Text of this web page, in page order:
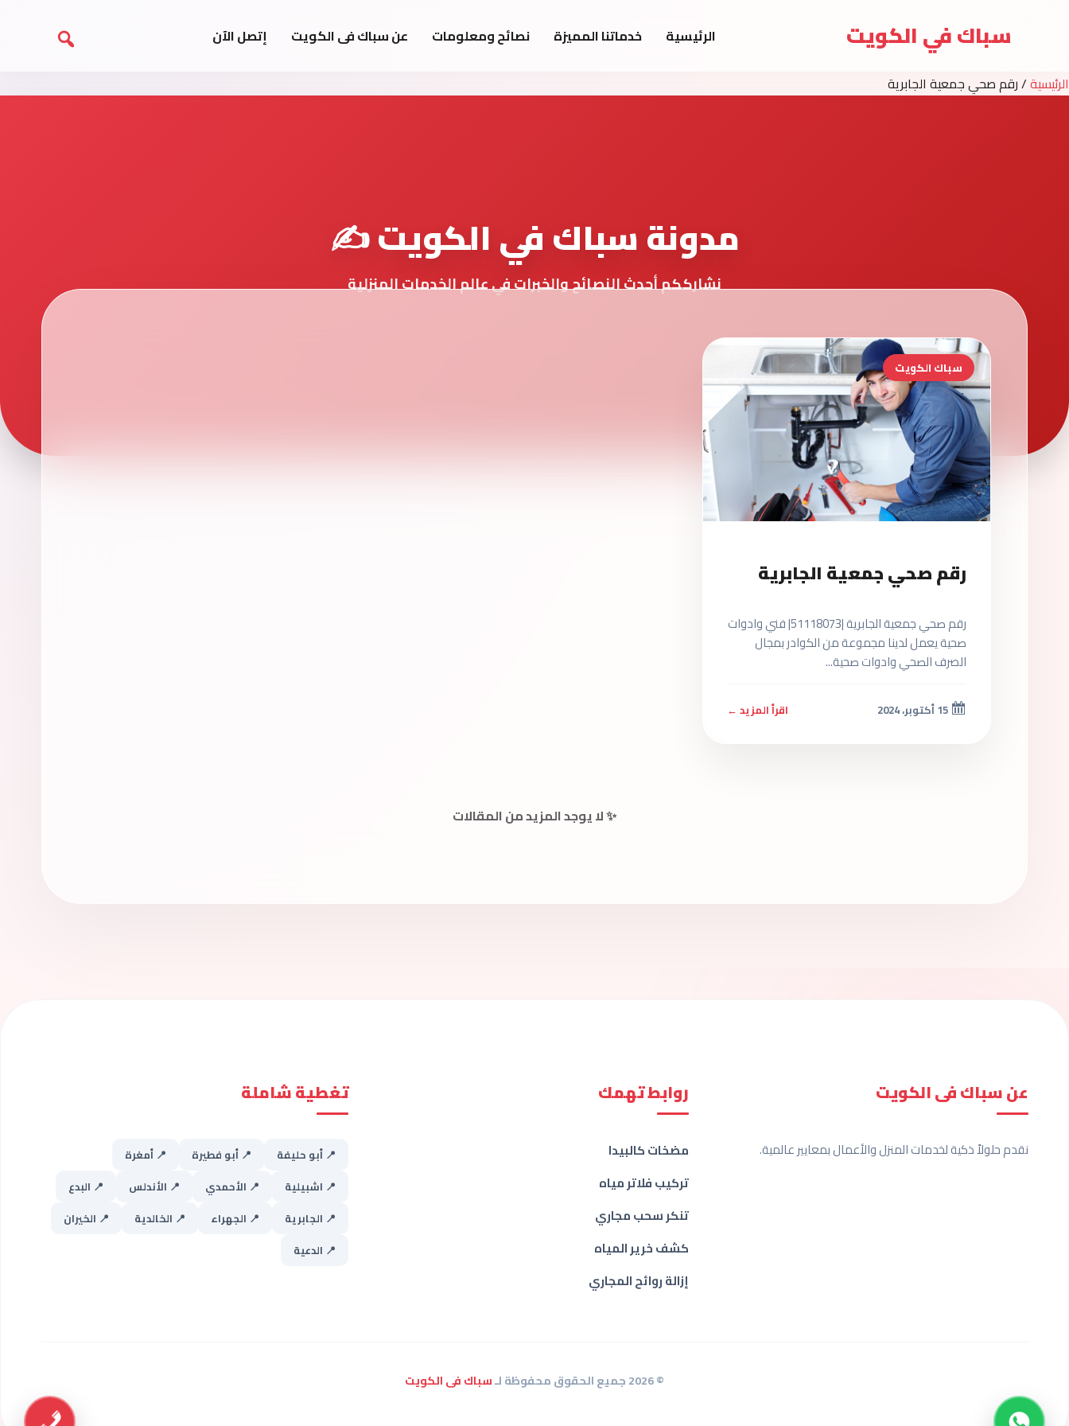
سباك في الكويت الرئيسية خدماتنا المميزة نصائح ومعلومات عن سباك فى الكويت إتصل الآن
الرئيسية/رقم صحي جمعية الجابرية
مدونة سباك في الكويت ✍️
نشارككم أحدث النصائح والخبرات في عالم الخدمات المنزلية
سباك الكويت
رقم صحي جمعية الجابرية
رقم صحي جمعية الجابرية |51118073| فني وادوات
صحية يعمل لدينا مجموعة من الكوادر بمجال
الصرف الصحي وادوات صحية...
اقرأ المزيد ←
✨ لا يوجد المزيد من المقالات
عن سباك فى الكويت
نقدم حلولاً ذكية لخدمات المنزل والأعمال بمعايير عالمية.
روابط تهمك
مضخات كالبيدا
تركيب فلاتر مياه
تنكر سحب مجاري
كشف خرير المياه
إزالة روائح المجاري
تغطية شاملة
📍 أبو حليفة 📍 أبو فطيرة
📍 أمغرة
📍 اشبيلية
📍 الأحمدي 📍 الأندلس
📍 البدع
📍 الجابرية
📍 الجهراء 📍 الخالدية
📍 الخيران
📍 الدعية
© 2026 جميع الحقوق محفوظة لـ سباك فى الكويت